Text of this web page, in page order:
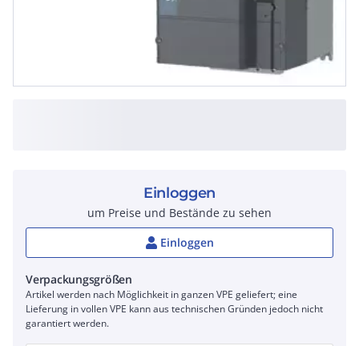
Einloggen
um Preise und Bestände zu sehen
Einloggen
Verpackungsgrößen
Artikel werden nach Möglichkeit in ganzen VPE geliefert; eine
Lieferung in vollen VPE kann aus technischen Gründen jedoch nicht
garantiert werden.